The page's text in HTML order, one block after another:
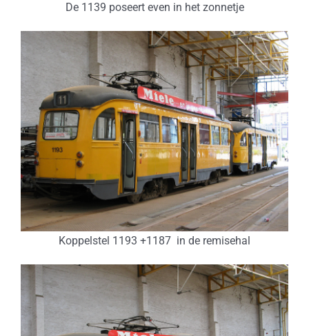
De 1139 poseert even in het zonnetje
Koppelstel 1193 +1187 in de remisehal